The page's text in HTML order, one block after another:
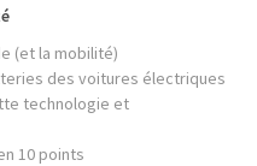
(et la mobilité)
des voitures électriques
technologie et
10 points